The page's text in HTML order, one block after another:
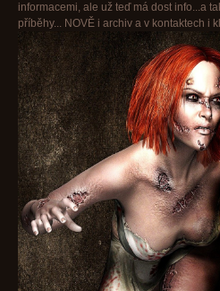
informacemi, ale už teď má dost info...a
příběhy... NOVĚ i archiv a v kontaktech i